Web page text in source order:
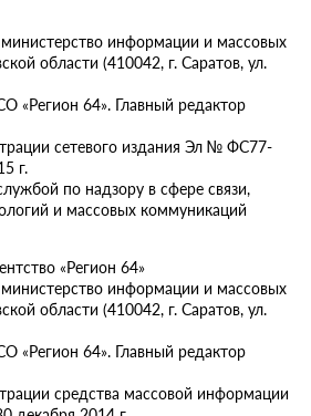
информации и массовых
области (410042, г. Саратов, ул.
64». Главный редактор
сетевого издания Эл № ФС77-
г.
по надзору в сфере связи,
и массовых коммуникаций
«Регион 64»
информации и массовых
области (410042, г. Саратов, ул.
64». Главный редактор
средства массовой информации